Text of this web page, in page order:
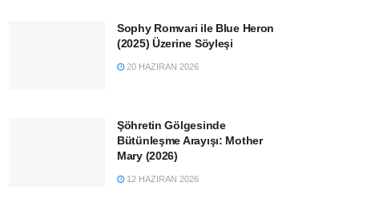
Sophy Romvari ile Blue Heron
(2025) Üzerine Söyleşi
20 HAZIRAN 2026
Şöhretin Gölgesinde
Bütünleşme Arayışı: Mother
Mary (2026)
12 HAZIRAN 2026